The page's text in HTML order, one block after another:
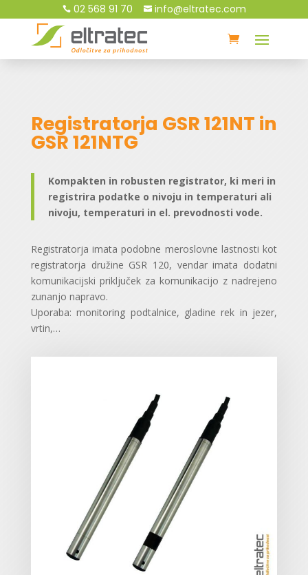
02 568 91 70 info@eltratec.com
Registratorja GSR 121NT in
GSR 121NTG
Kompakten in robusten registrator, ki meri in
registrira podatke o nivoju in temperaturi ali
nivoju, temperaturi in el. prevodnosti vode.
Registratorja imata podobne meroslovne lastnosti kot
registratorja družine GSR 120, vendar imata dodatni
komunikacijski priključek za komunikacijo z nadrejeno
zunanjo napravo.
Uporaba: monitoring podtalnice, gladine rek in jezer,
vrtin,…